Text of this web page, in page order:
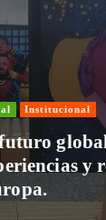
Institucional
y